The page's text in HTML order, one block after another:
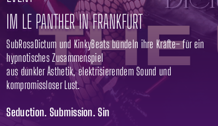
IM LE PANTHER IN FRANKFURT
SubRosaDictum und KinkyBeats bündeln ihre Kräfte– für ein
hypnotisches Zusammenspiel
aus dunkler Ästhetik, elektrisierendem Sound und
kompromissloser Lust.
Seduction. Submission. Sin